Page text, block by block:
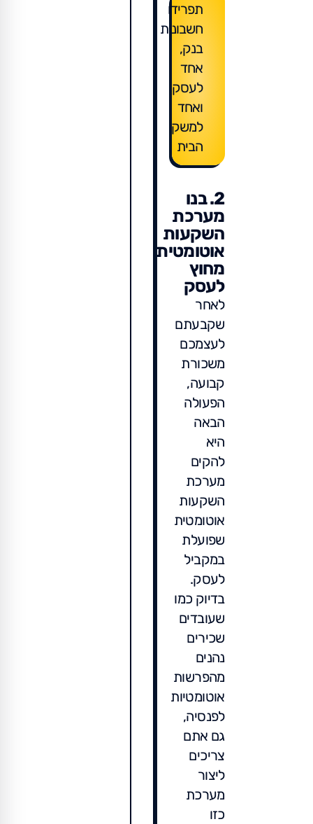
תפרידו
חשבונות
בנק,
אחד
לעסק
ואחד
למשק
הבית
2. בנו
מערכת
השקעות
אוטומטית
מחוץ
לעסק
לאחר
שקבעתם
לעצמכם
משכורת
קבועה,
הפעולה
הבאה
היא
להקים
מערכת
השקעות
אוטומטית
שפועלת
במקביל
לעסק.
בדיוק כמו
שעובדים
שכירים
נהנים
מהפרשות
אוטומטיות
לפנסיה,
גם אתם
צריכים
ליצור
מערכת
כזו